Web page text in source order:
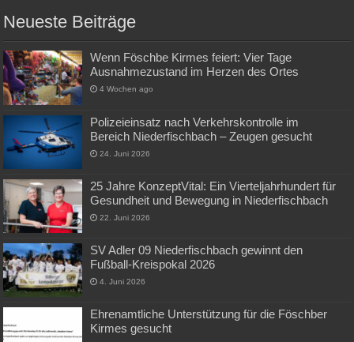
Neueste Beiträge
Wenn Föschbe Kirmes feiert: Vier Tage
Ausnahmezustand im Herzen des Ortes
4 Wochen ago
Polizeieinsatz nach Verkehrskontrolle im
Bereich Niederfischbach – Zeugen gesucht
24. Juni 2026
25 Jahre KonzeptVital: Ein Vierteljahrhundert für
Gesundheit und Bewegung in Niederfischbach
22. Juni 2026
SV Adler 09 Niederfischbach gewinnt den
Fußball-Kreispokal 2026
4. Juni 2026
Ehrenamtliche Unterstützung für die Föschber
Kirmes gesucht